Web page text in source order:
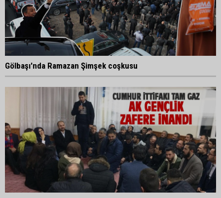
Gölbaşı'nda Ramazan Şimşek coşkusu